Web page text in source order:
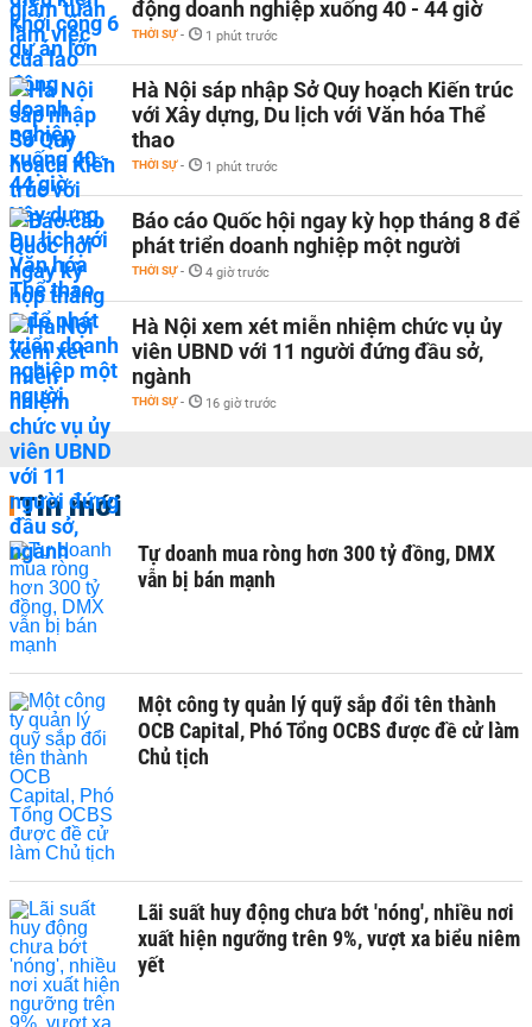
động doanh nghiệp xuống 40 - 44 giờ
THỜI SỰ - 1 phút trước
Hà Nội sáp nhập Sở Quy hoạch Kiến trúc
với Xây dựng, Du lịch với Văn hóa Thể
thao
THỜI SỰ - 1 phút trước
Báo cáo Quốc hội ngay kỳ họp tháng 8 để
phát triển doanh nghiệp một người
THỜI SỰ - 4 giờ trước
Hà Nội xem xét miễn nhiệm chức vụ ủy
viên UBND với 11 người đứng đầu sở,
ngành
THỜI SỰ - 16 giờ trước
Tin mới
Tự doanh mua ròng hơn 300 tỷ đồng, DMX
vẫn bị bán mạnh
Một công ty quản lý quỹ sắp đổi tên thành
OCB Capital, Phó Tổng OCBS được đề cử làm
Chủ tịch
Lãi suất huy động chưa bớt 'nóng', nhiều nơi
xuất hiện ngưỡng trên 9%, vượt xa biểu niêm
yết